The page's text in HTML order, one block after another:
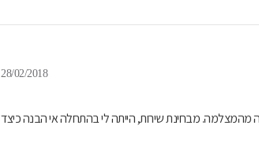
28/02/2018
מהמצלמה. מבחינת שירות, הייתה לי בהתחלה אי הבנה כיצד